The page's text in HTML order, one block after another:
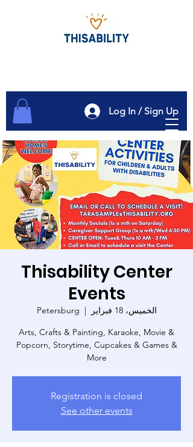
Log In / Sign Up
Thisability Center
Events
الخميس، 18 فبراير
  |
Petersburg
Arts, Crafts & Painting, Karaoke, Movie &
Popcorn, Storytime, Cupcakes & Games &
More
Registration is closed
See other events